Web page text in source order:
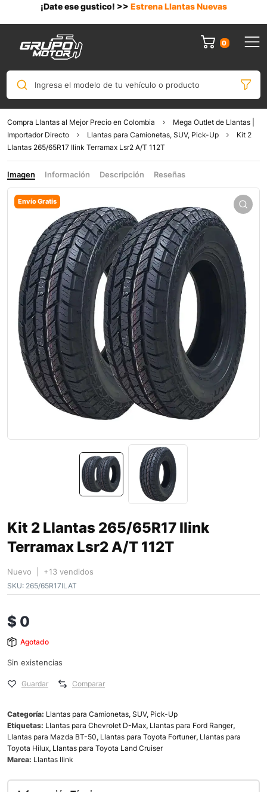
¡Date ese gustico! >> Estrena Llantas Nuevas
0
Ingresa el modelo de tu vehículo o producto
Compra Llantas al Mejor Precio en Colombia
Mega Outlet de Llantas |
Importador Directo
Llantas para Camionetas, SUV, Pick-Up
Kit 2
Llantas 265/65R17 Ilink Terramax Lsr2 A/T 112T
Imagen Información Descripción Reseñas
Envío Gratis
Kit 2 Llantas 265/65R17 Ilink
Terramax Lsr2 A/T 112T
Nuevo | +13 vendidos
SKU: 265/65R17ILAT
$ 0
Agotado
Sin existencias
Guardar Comparar
Categoría: Llantas para Camionetas, SUV, Pick-Up
Etiquetas: Llantas para Chevrolet D-Max, Llantas para Ford Ranger,
Llantas para Mazda BT-50, Llantas para Toyota Fortuner, Llantas para
Toyota Hilux, Llantas para Toyota Land Cruiser
Marca: Llantas Ilink